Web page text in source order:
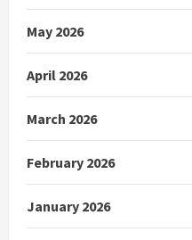
May 2026
April 2026
March 2026
February 2026
January 2026